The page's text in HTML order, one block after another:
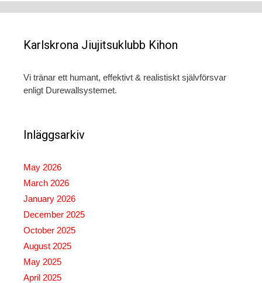
Karlskrona Jiujitsuklubb Kihon
Vi tränar ett humant, effektivt & realistiskt självförsvar
enligt Durewallsystemet.
Inläggsarkiv
May 2026
March 2026
January 2026
December 2025
October 2025
August 2025
May 2025
April 2025